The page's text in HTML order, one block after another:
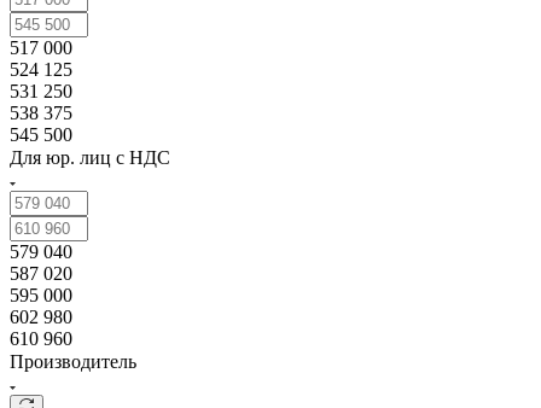
517 000
524 125
531 250
538 375
545 500
Для юр. лиц c НДС
579 040
587 020
595 000
602 980
610 960
Производитель